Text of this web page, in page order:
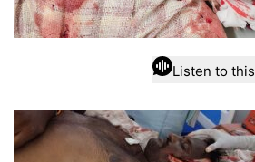
Listen to this